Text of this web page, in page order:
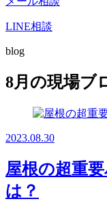
LINE相談
blog
8月の現場ブ
2023.08.30
屋根の超重
は？